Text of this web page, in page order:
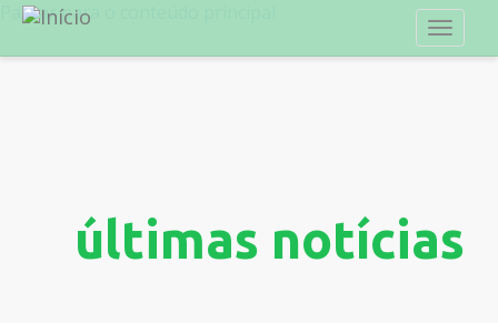
Passar para o conteúdo principal
Toggle
últimas notícias